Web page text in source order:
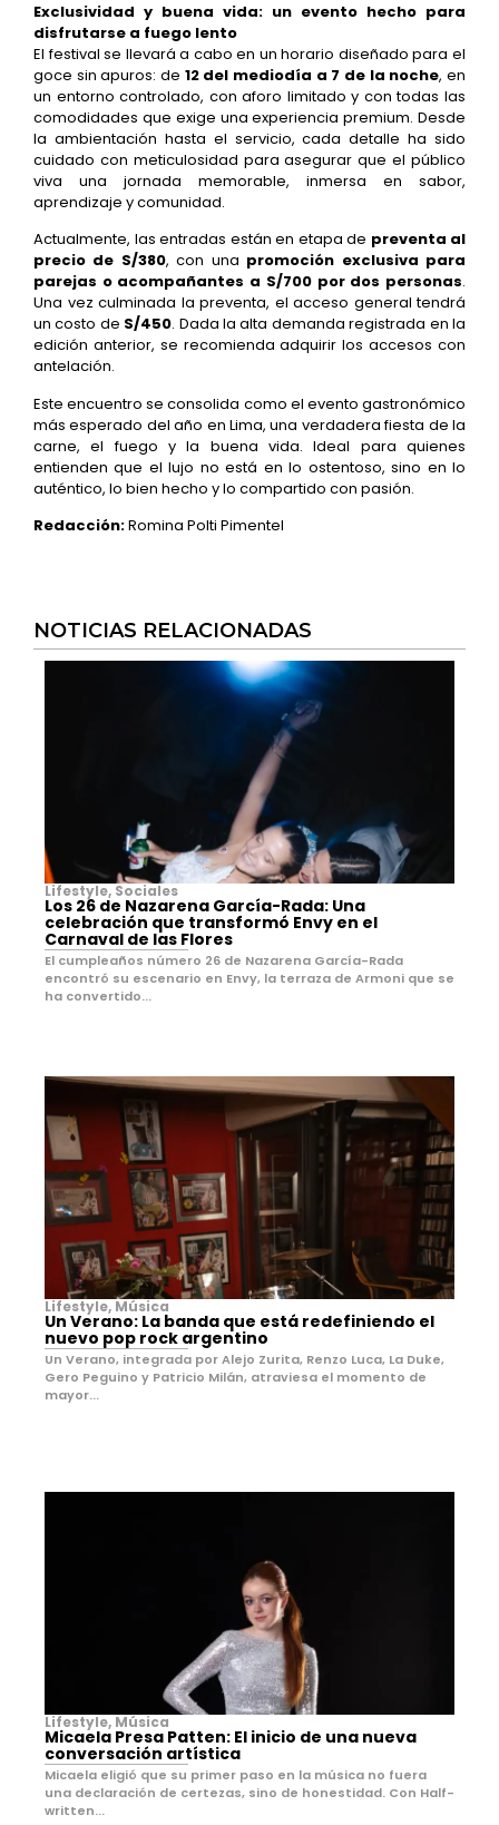
Exclusividad y buena vida: un evento hecho para
disfrutarse a fuego lento
El festival se llevará a cabo en un horario diseñado para el
goce sin apuros: de 12 del mediodía a 7 de la noche, en
un entorno controlado, con aforo limitado y con todas las
comodidades que exige una experiencia premium. Desde
la ambientación hasta el servicio, cada detalle ha sido
cuidado con meticulosidad para asegurar que el público
viva una jornada memorable, inmersa en sabor,
aprendizaje y comunidad.
Actualmente, las entradas están en etapa de preventa al
precio de S/380, con una promoción exclusiva para
parejas o acompañantes a S/700 por dos personas.
Una vez culminada la preventa, el acceso general tendrá
un costo de S/450. Dada la alta demanda registrada en la
edición anterior, se recomienda adquirir los accesos con
antelación.
Este encuentro se consolida como el evento gastronómico
más esperado del año en Lima, una verdadera fiesta de la
carne, el fuego y la buena vida. Ideal para quienes
entienden que el lujo no está en lo ostentoso, sino en lo
auténtico, lo bien hecho y lo compartido con pasión.
Redacción:Romina Polti Pimentel
NOTICIAS RELACIONADAS
Lifestyle, Sociales
Los 26 de Nazarena García-Rada: Una
celebración que transformó Envy en el
Carnaval de las Flores
El cumpleaños número 26 de Nazarena García-Rada
encontró su escenario en Envy, la terraza de Armoni que se
ha convertido...
Lifestyle, Música
Un Verano: La banda que está redefiniendo el
nuevo pop rock argentino
Un Verano, integrada por Alejo Zurita, Renzo Luca, La Duke,
Gero Peguino y Patricio Milán, atraviesa el momento de
mayor...
Lifestyle, Música
Micaela Presa Patten: El inicio de una nueva
conversación artística
Micaela eligió que su primer paso en la música no fuera
una declaración de certezas, sino de honestidad. Con Half-
written...